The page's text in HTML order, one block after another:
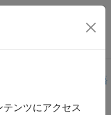
ション メ
ました。最新版の英語
ンツにアクセス